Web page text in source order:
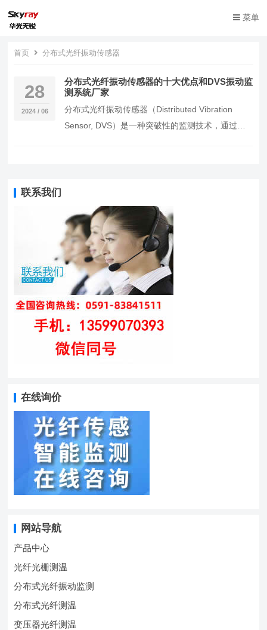
菜单
首页 分布式光纤振动传感器
28
2024 / 06
分布式光纤振动传感器的十大优点和DVS振动监
测系统厂家
分布式光纤振动传感器（Distributed Vibration
Sensor, DVS）是一种突破性的监测技术，通过光
联系我们
在线询价
网站导航
产品中心
光纤光栅测温
分布式光纤振动监测
分布式光纤测温
变压器光纤测温